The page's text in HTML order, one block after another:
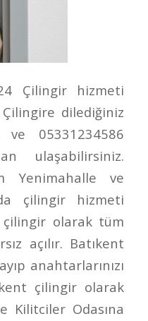
Çilingir hizmeti
dilediğiniz
ve 05331234586
ulaşabilirsiniz.
Yenimahalle ve
çilingir hizmeti
çilingir olarak tüm
açılır. Batıkent
anahtarlarınızı
çilingir olarak
Kilitciler Odasına